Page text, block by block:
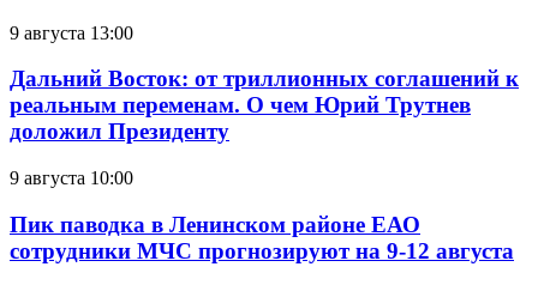
9 августа 13:00
Дальний Восток: от триллионных соглашений к
реальным переменам. О чем Юрий Трутнев
доложил Президенту
9 августа 10:00
Пик паводка в Ленинском районе ЕАО
сотрудники МЧС прогнозируют на 9-12 августа